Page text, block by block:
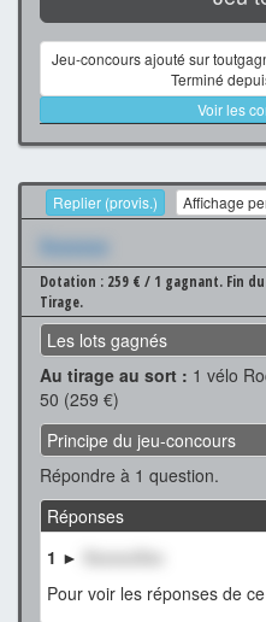
Jeu-concours ajouté sur
Terminé
Voir les
Replier (provis.) Affichage
Xxxxxxx
Dotation : 259 € / 1 gagnant. Fin
Tirage.
Les lots gagnés
Au tirage au sort : 1 vélo
50 (259 €)
Principe du jeu-concours
Répondre à 1 question.
Réponses
1 ►
XxxxxxXxx
Pour voir les réponses de